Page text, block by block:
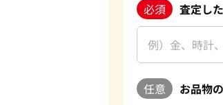
必須 査定し
任意 お品物